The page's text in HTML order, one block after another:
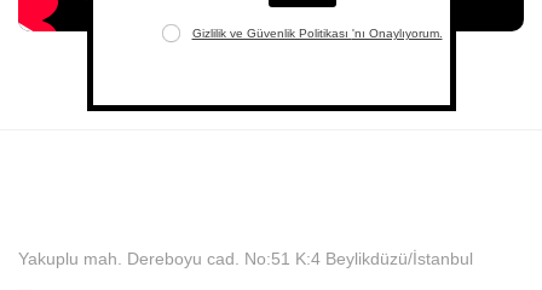
Yakuplu mah. Dereboyu cad. No:51 K:4 Beylikdüzü/İstanbul